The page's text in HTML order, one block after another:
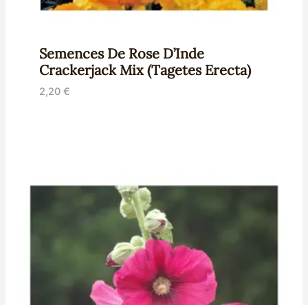
Semences De Rose D’Inde
Crackerjack Mix (Tagetes Erecta)
2,20 €